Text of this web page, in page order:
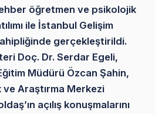
öğretmen ve psikolojik
ile İstanbul Gelişim
gerçekleştirildi.
Doç. Dr. Serdar Egeli,
Müdürü Özcan Şahin,
ve Araştırma Merkezi
açılış konuşmalarını